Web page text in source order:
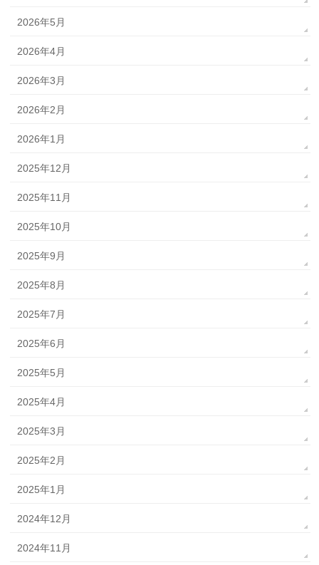
2026年5月
2026年4月
2026年3月
2026年2月
2026年1月
2025年12月
2025年11月
2025年10月
2025年9月
2025年8月
2025年7月
2025年6月
2025年5月
2025年4月
2025年3月
2025年2月
2025年1月
2024年12月
2024年11月